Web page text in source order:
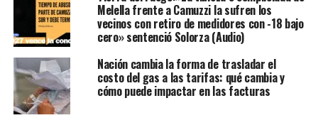
Melella frente a Camuzzi la sufren los
vecinos con retiro de medidores con -18 bajo
cero» sentenció Solorza (Audio)
Nación cambia la forma de trasladar el
costo del gas a las tarifas: qué cambia y
cómo puede impactar en las facturas